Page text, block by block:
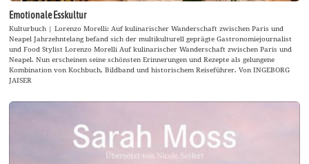
Emotionale Esskultur
Kulturbuch | Lorenzo Morelli: Auf kulinarischer Wanderschaft zwischen Paris und
Neapel Jahrzehntelang befand sich der multikulturell geprägte Gastronomiejournalist
und Food Stylist Lorenzo Morelli Auf kulinarischer Wanderschaft zwischen Paris und
Neapel. Nun erscheinen seine schönsten Erinnerungen und Rezepte als gelungene
Kombination von Kochbuch, Bildband und historischem Reiseführer. Von INGEBORG
JAISER